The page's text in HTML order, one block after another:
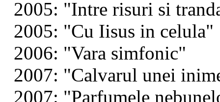
2005: "Intre risuri si
2005: "Cu Iisus in celula"
2006: "Vara simfonic"
2007: "Calvarul unei
2007: "Parfumele